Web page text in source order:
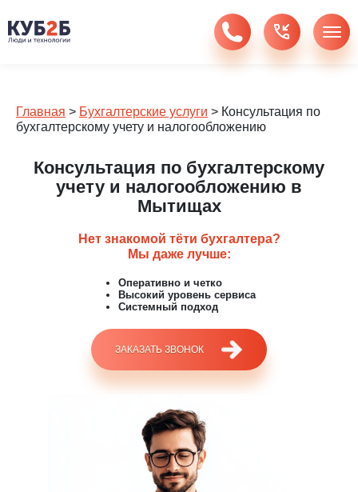
Главная > Бухгалтерские услуги > Консультация по
бухгалтерскому учету и налогообложению
Консультация по бухгалтерскому
учету и налогообложению в
Мытищах
Нет знакомой тёти бухгалтера?
Мы даже лучше:
Оперативно и четко
Высокий уровень сервиса
Системный подход
ЗАКАЗАТЬ ЗВОНОК